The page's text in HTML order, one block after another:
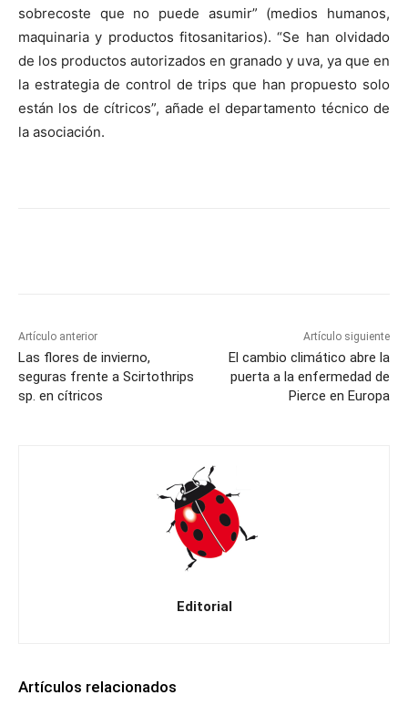
sobrecoste que no puede asumir” (medios humanos,
maquinaria y productos fitosanitarios). “Se han olvidado
de los productos autorizados en granado y uva, ya que en
la estrategia de control de trips que han propuesto solo
están los de cítricos”, añade el departamento técnico de
la asociación.
Artículo anterior
Las flores de invierno,
seguras frente a Scirtothrips
sp. en cítricos
Artículo siguiente
El cambio climático abre la
puerta a la enfermedad de
Pierce en Europa
Editorial
Artículos relacionados